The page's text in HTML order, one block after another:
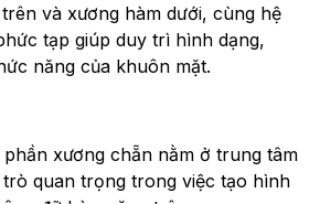
và xương hàm dưới, cùng hệ
tạp giúp duy trì hình dạng,
năng của khuôn mặt.
xương chẵn nằm ở trung tâm
quan trọng trong việc tạo hình